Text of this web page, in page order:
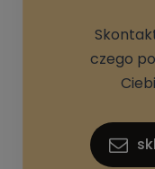
czego